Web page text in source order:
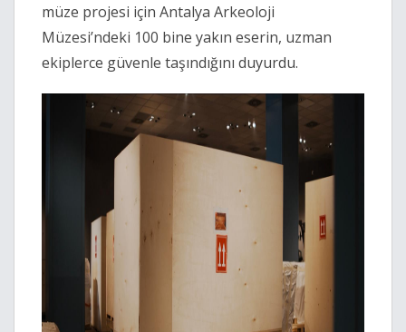
müze projesi için Antalya Arkeoloji
Müzesi’ndeki 100 bine yakın eserin, uzman
ekiplerce güvenle taşındığını duyurdu.